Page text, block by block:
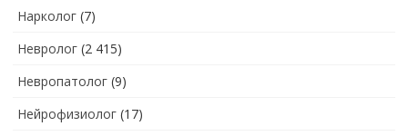
Нарколог (7)
Невролог (2 415)
Невропатолог (9)
Нейрофизиолог (17)